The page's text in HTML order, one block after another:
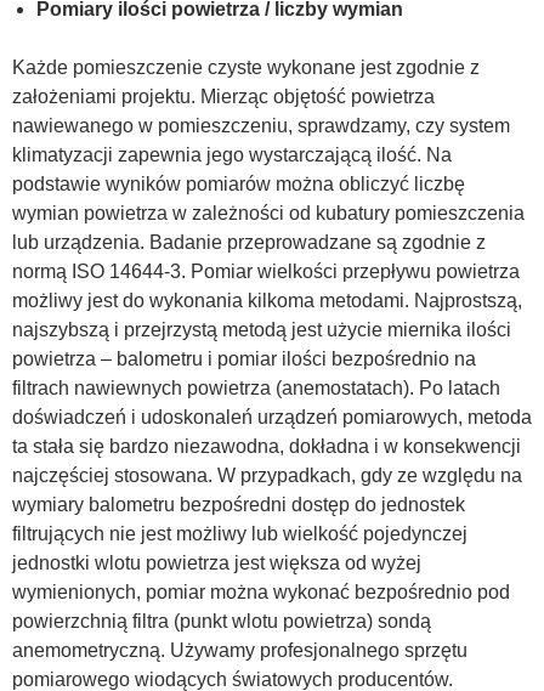
Pomiary ilości powietrza / liczby wymian
Każde pomieszczenie czyste wykonane jest zgodnie z
założeniami projektu. Mierząc objętość powietrza
nawiewanego w pomieszczeniu, sprawdzamy, czy system
klimatyzacji zapewnia jego wystarczającą ilość. Na
podstawie wyników pomiarów można obliczyć liczbę
wymian powietrza w zależności od kubatury pomieszczenia
lub urządzenia. Badanie przeprowadzane są zgodnie z
normą ISO 14644-3. Pomiar wielkości przepływu powietrza
możliwy jest do wykonania kilkoma metodami. Najprostszą,
najszybszą i przejrzystą metodą jest użycie miernika ilości
powietrza – balometru i pomiar ilości bezpośrednio na
filtrach nawiewnych powietrza (anemostatach). Po latach
doświadczeń i udoskonaleń urządzeń pomiarowych, metoda
ta stała się bardzo niezawodna, dokładna i w konsekwencji
najczęściej stosowana. W przypadkach, gdy ze względu na
wymiary balometru bezpośredni dostęp do jednostek
filtrujących nie jest możliwy lub wielkość pojedynczej
jednostki wlotu powietrza jest większa od wyżej
wymienionych, pomiar można wykonać bezpośrednio pod
powierzchnią filtra (punkt wlotu powietrza) sondą
anemometryczną. Używamy profesjonalnego sprzętu
pomiarowego wiodących światowych producentów.